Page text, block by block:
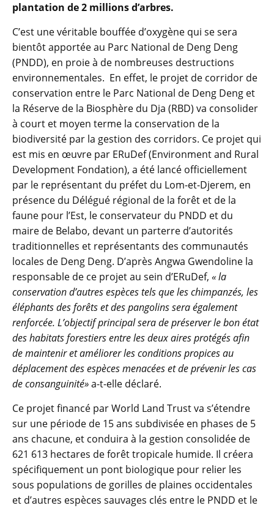
plantation de 2 millions d’arbres.
C’est une véritable bouffée d’oxygène qui se sera
bientôt apportée au Parc National de Deng Deng
(PNDD), en proie à de nombreuses destructions
environnementales. En effet, le projet de corridor de
conservation entre le Parc National de Deng Deng et
la Réserve de la Biosphère du Dja (RBD) va consolider
à court et moyen terme la conservation de la
biodiversité par la gestion des corridors. Ce projet qui
est mis en œuvre par ERuDef (Environment and Rural
Development Fondation), a été lancé officiellement
par le représentant du préfet du Lom-et-Djerem, en
présence du Délégué régional de la forêt et de la
faune pour l’Est, le conservateur du PNDD et du
maire de Belabo, devant un parterre d’autorités
traditionnelles et représentants des communautés
locales de Deng Deng. D’après Angwa Gwendoline la
responsable de ce projet au sein d’ERuDef, « la
conservation d’autres espèces tels que les chimpanzés, les
éléphants des forêts et des pangolins sera également
renforcée. L’objectif principal sera de préserver le bon état
des habitats forestiers entre les deux aires protégés afin
de maintenir et améliorer les conditions propices au
déplacement des espèces menacées et de prévenir les cas
de consanguinité»a-t-elle déclaré.
Ce projet financé par World Land Trust va s’étendre
sur une période de 15 ans subdivisée en phases de 5
ans chacune, et conduira à la gestion consolidée de
621 613 hectares de forêt tropicale humide. Il créera
spécifiquement un pont biologique pour relier les
sous populations de gorilles de plaines occidentales
et d’autres espèces sauvages clés entre le PNDD et le